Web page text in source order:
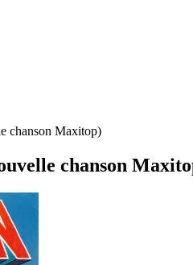
chanson Maxitop)
chanson